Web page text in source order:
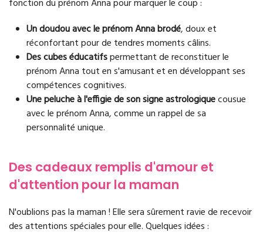
fonction du prénom Anna pour marquer le coup :
Un doudou avec le prénom Anna brodé, doux et
réconfortant pour de tendres moments câlins.
Des cubes éducatifspermettant de reconstituer le
prénom Anna tout en s'amusant et en développant ses
compétences cognitives.
Une peluche à l'effigie de son signe astrologiquecousue
avec le prénom Anna, comme un rappel de sa
personnalité unique.
Des cadeaux remplis d'amour et
d'attention pour la maman
N'oublions pas la maman ! Elle sera sûrement ravie de recevoir
des attentions spéciales pour elle. Quelques idées :